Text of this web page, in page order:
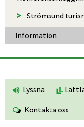
Strömsund
Information
Lyssna
Kontakta oss